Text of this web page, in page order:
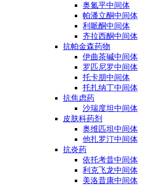
奥氮平中间体
帕潘立酮中间体
利哌酮中间体
齐拉西酮中间体
抗帕金森药物
伊曲茶碱中间体
罗匹尼罗中间体
托卡朋中间体
托扎纳丁中间体
抗焦虑药
沙瑞度坦中间体
皮肤科药剂
奥维匹坦中间体
他扎罗汀中间体
抗炎药
依托考昔中间体
利克飞龙中间体
美洛昔康中间体